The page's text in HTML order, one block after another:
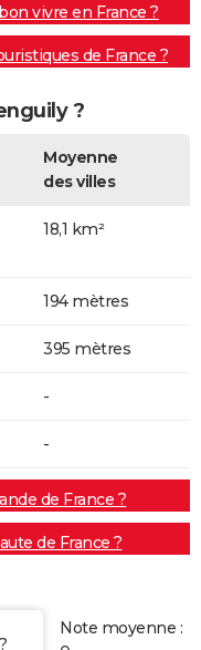
vivre en France ?
de France ?
?
Moyenne
des villes
18,1 km²
194 mètres
395 mètres
-
-
de France ?
de France ?
Note moyenne :